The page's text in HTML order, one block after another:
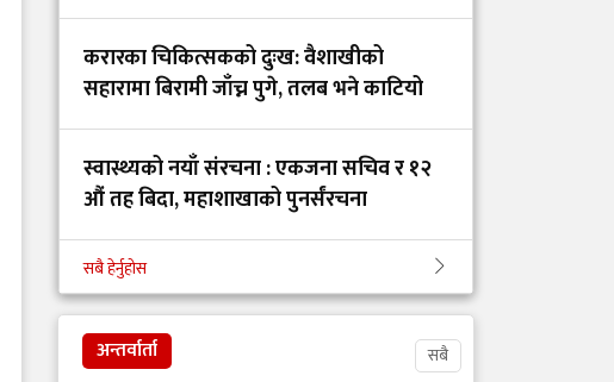
डाक्टर र सांसदका
चालकको तलब 'उस्तै' भन्दै
युट्युबर टंक दाहालद्वारा
भ्रामक दाबी
गोरखाका विकट
विद्यालयमा मुटु रोगको
लाग्दा बच्न थाल्यो
करारका चिकित्सकको दुःख: वैशाखीको
सहारामा बिरामी जाँच्न पुगे, तलब भने काटियो
स्वास्थ्यको नयाँ संरचना : एकजना सचिव र १२
औं तह बिदा, महाशाखाको पुनर्संरचना
भक्तपुर अस्पतालको आईसीयुमा तोडफोडदेखि
कर्मचारीमाथि आक्रमण किन भयो?
सबै हेर्नुहोस
अन्तर्वार्ता सबै